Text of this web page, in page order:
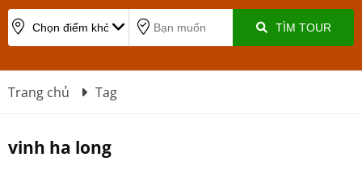
TÌM TOUR
Trang chủ Tag
vinh ha long